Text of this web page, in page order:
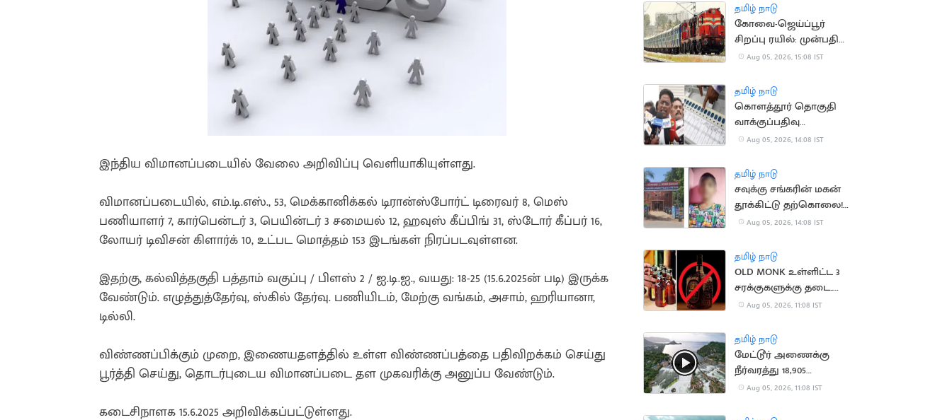
இந்திய விமானப்படையில் வேலை அறிவிப்பு வெளியாகியுள்ளது.
விமானப்படையில், எம்.டி.எஸ்., 53, மெக்கானிக்கல் டிரான்ஸ்போர்ட் டிரைவர் 8, மெஸ்
பணியாளர் 7, கார்பென்டர் 3, பெயின்டர் 3 சமையல் 12, ஹவுஸ் கீப்பிங் 31, ஸ்டோர் கீப்பர் 16,
லோயர் டிவிசன் கிளார்க் 10, உட்பட மொத்தம் 153 இடங்கள் நிரப்படவுள்ளன.
இதற்கு, கல்வித்தகுதி பத்தாம் வகுப்பு / பிளஸ் 2 / ஐ.டி.ஐ., வயது: 18-25 (15.6.2025ன் படி) இருக்க
வேண்டும். எழுத்துத்தேர்வு, ஸ்கில் தேர்வு. பணியிடம், மேற்கு வங்கம், அசாம், ஹரியானா,
டில்லி.
விண்ணப்பிக்கும் முறை, இணையதளத்தில் உள்ள விண்ணப்பத்தை பதிவிறக்கம் செய்து
பூர்த்தி செய்து, தொடர்புடைய விமானப்படை தள முகவரிக்கு அனுப்ப வேண்டும்.
கடைசிநாளக 15.6.2025 அறிவிக்கப்பட்டுள்ளது.
தமிழ் நாடு
கோவை-ஜெய்ப்பூர்
சிறப்பு ரயில்: முன்பதிவு
நாளை தொடக்கம்
Aug 05, 2026, 15:08 IST
தமிழ் நாடு
கொளத்தூர் தொகுதி
வாக்குப்பதிவு
இயந்திரங்கள்
நிறைவு
Aug 05, 2026, 14:08 IST
தமிழ் நாடு
சவுக்கு சங்கரின் மகன்
தூக்கிட்டு தற்கொலை!
காரணம் என்ன?
Aug 05, 2026, 14:08 IST
தமிழ் நாடு
OLD MONK உள்ளிட்ட 3
சரக்குகளுக்கு தடை..
மதுபிரியர்களுக்கு ஷாக்
Aug 05, 2026, 11:08 IST
தமிழ் நாடு
மேட்டூர் அணைக்கு
நீர்வரத்து 18,905
கனஅடியாக அதிகரிப்பு
Aug 05, 2026, 11:08 IST